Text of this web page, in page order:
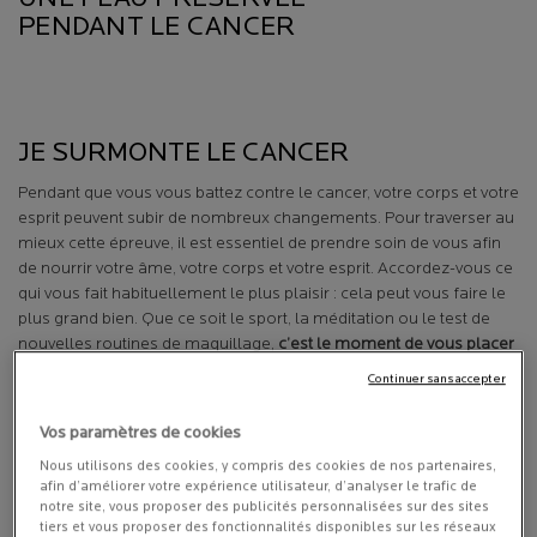
PENDANT LE CANCER
JE SURMONTE LE CANCER
Pendant que vous vous battez contre le cancer, votre corps et votre
esprit peuvent subir de nombreux changements. Pour traverser au
mieux cette épreuve, il est essentiel de prendre soin de vous afin
de nourrir votre âme, votre corps et votre esprit. Accordez-vous ce
qui vous fait habituellement le plus plaisir : cela peut vous faire le
plus grand bien. Que ce soit le sport, la méditation ou le test de
nouvelles routines de maquillage, c’est le moment de vous placer
de la personne que vous êtes. Si quelque chose affecte votre
peau, cela vous affecte aussi. Chouchouter votre corps par une
activité physique douce et la routine de soin adéquate peut faire
toute la différence dans la façon dont vous vivez le cancer.
Vos paramètres de cookies
Nous utilisons des cookies, y compris des cookies de nos partenaires,
afin d’améliorer votre expérience utilisateur, d’analyser le trafic de
notre site, vous proposer des publicités personnalisées sur des sites
tiers et vous proposer des fonctionnalités disponibles sur les réseaux
Continuer sans accepter